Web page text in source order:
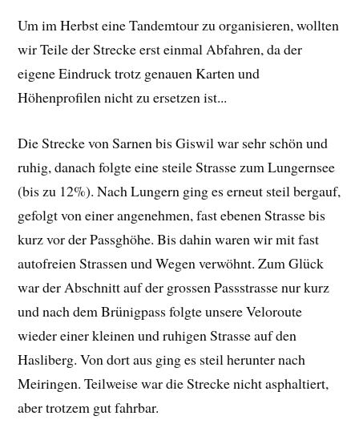
Um im Herbst eine Tandemtour zu organisieren, wollten
wir Teile der Strecke erst einmal Abfahren, da der
eigene Eindruck trotz genauen Karten und
Höhenprofilen nicht zu ersetzen ist...
Die Strecke von Sarnen bis Giswil war sehr schön und
ruhig, danach folgte eine steile Strasse zum Lungernsee
(bis zu 12%). Nach Lungern ging es erneut steil bergauf,
gefolgt von einer angenehmen, fast ebenen Strasse bis
kurz vor der Passghöhe. Bis dahin waren wir mit fast
autofreien Strassen und Wegen verwöhnt. Zum Glück
war der Abschnitt auf der grossen Passstrasse nur kurz
und nach dem Brünigpass folgte unsere Veloroute
wieder einer kleinen und ruhigen Strasse auf den
Hasliberg. Von dort aus ging es steil herunter nach
Meiringen. Teilweise war die Strecke nicht asphaltiert,
aber trotzem gut fahrbar.